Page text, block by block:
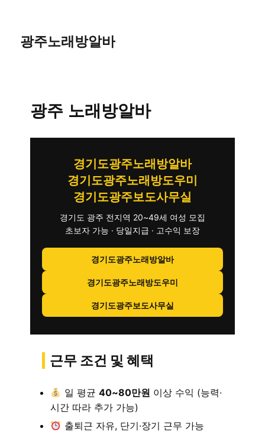
광주노래방알바
광주 노래방알바
경기도광주노래방알바
경기도광주노래방도우미
경기도광주보도사무실
경기도 광주 전지역 20~49세 여성 모집
초보자 가능 · 당일지급 · 고수익 보장
경기도광주노래방알바
경기도광주노래방도우미
경기도광주보도사무실
근무 조건 및 혜택
일 평균 40~80만원 이상 수익 (능력·
시간 따라 추가 가능)
출퇴근 자유, 단기·장기 근무 가능